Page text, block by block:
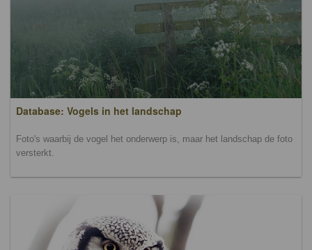
Database: Vogels in het landschap
Foto's waarbij de vogel het onderwerp is, maar het landschap de foto
versterkt.